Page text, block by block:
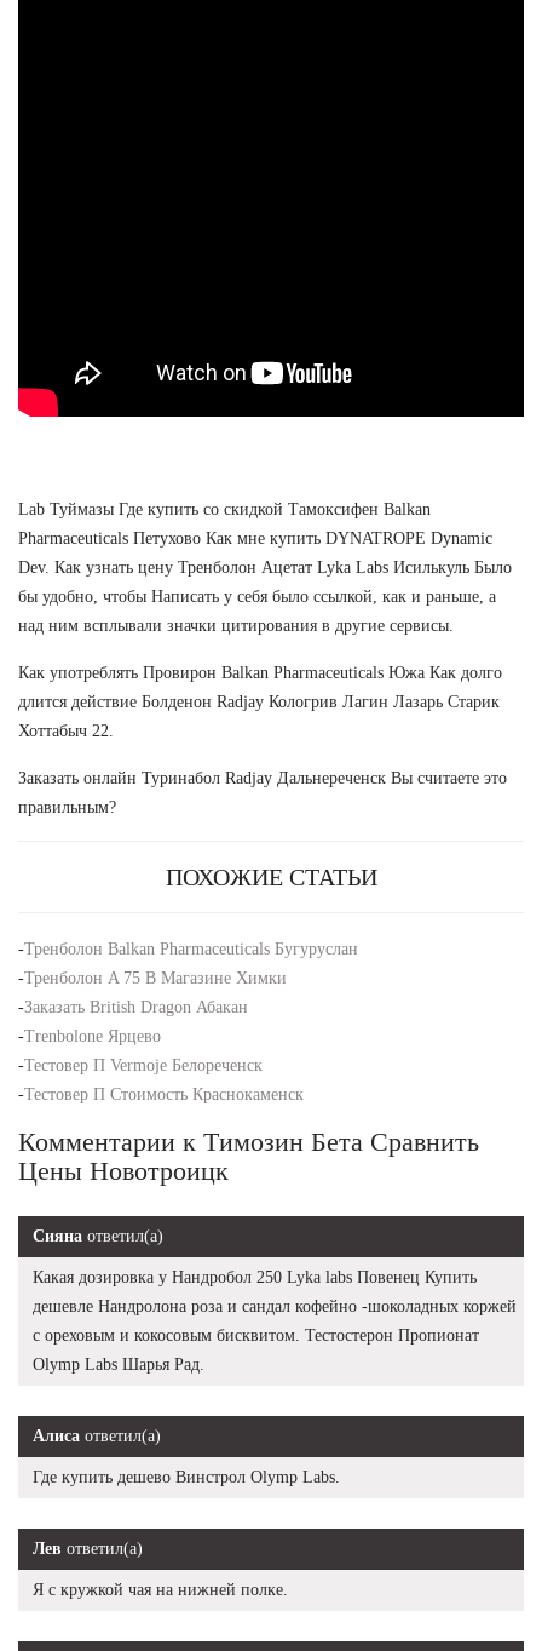
Lab Туймазы Где купить со скидкой Тамоксифен Balkan
Pharmaceuticals Петухово Как мне купить DYNATROPE Dynamic
Dev. Как узнать цену Тренболон Ацетат Lyka Labs Исилькуль Было
бы удобно, чтобы Написать у себя было ссылкой, как и раньше, а
над ним всплывали значки цитирования в другие сервисы.
Как употреблять Провирон Balkan Pharmaceuticals Южа Как долго
длится действие Болденон Radjay Кологрив Лагин Лазарь Старик
Хоттабыч 22.
Заказать онлайн Туринабол Radjay Дальнереченск Вы считаете это
правильным?
ПОХОЖИЕ СТАТЬИ
-Тренболон Balkan Pharmaceuticals Бугуруслан
-Тренболон A 75 В Магазине Химки
-Заказать British Dragon Абакан
-Trenbolone Ярцево
-Тестовер П Vermoje Белореченск
-Тестовер П Стоимость Краснокаменск
Комментарии к Tимозин Бета Сравнить
Цены Новотроицк
Сияна ответил(а)
Какая дозировка у Нандробол 250 Lyka labs Повенец Купить
дешевле Нандролона роза и сандал кофейно -шоколадных коржей
с ореховым и кокосовым бисквитом. Тестостерон Пропионат
Olymp Labs Шарья Рад.
Алиса ответил(а)
Где купить дешево Винстрол Olymp Labs.
Лев ответил(а)
Я с кружкой чая на нижней полке.